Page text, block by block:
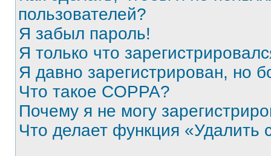
пользователей?
Я забыл пароль!
Я только что
Я давно зарегистрирован, но
Что такое COPPA?
Почему я не могу
Что делает функция «Удалить